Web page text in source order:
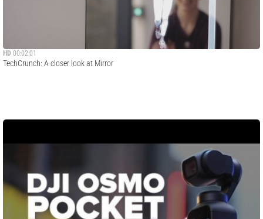
HD 00:02:01
TechCrunch: A closer look at Mirror